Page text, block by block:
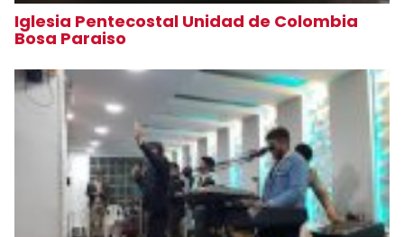
Iglesia Pentecostal Unidad de Colombia
Bosa Paraiso